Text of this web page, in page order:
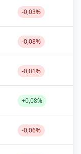
-0,03%
-0,08%
-0,01%
+0,08%
-0,06%